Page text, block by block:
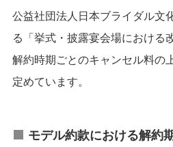
公益社団法人日本ブライダル文
る「挙式・披露宴会場における
解約時期ごとのキャンセル料の
定めています。
モデル約款における解約